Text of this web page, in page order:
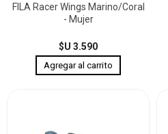
FILA Racer Wings Marino/Coral
- Mujer
$U 3.590